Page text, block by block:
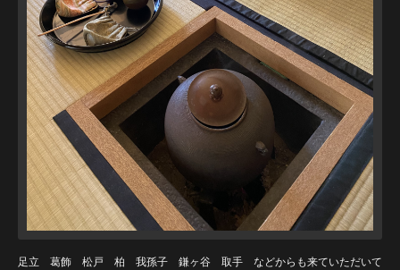
足立 葛飾 松戸 柏 我孫子 鎌ヶ谷 取手 などからも来ていただいて